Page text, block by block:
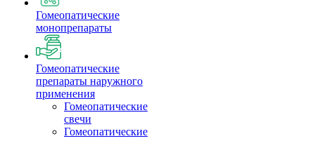
Гомеопатические
монопрепараты
Гомеопатические
препараты наружного
применения
Гомеопатические
свечи
Гомеопатические